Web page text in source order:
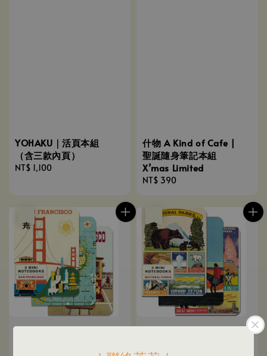
YOHAKU｜活頁本組
（含三款內頁）
Regular
NT$ 1,100
什物 A Kind of Cafe |
聖誕隨身筆記本組
X’mas Limited
Regular
NT$ 390